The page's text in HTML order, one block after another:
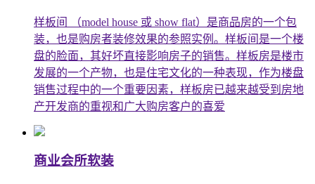
样板间 （model house 或 show flat）是商品房的一个包
装，也是购房者装修效果的参照实例。样板间是一个楼
盘的脸面，其好坏直接影响房子的销售。样板房是楼市
发展的一个产物，也是住宅文化的一种表现，作为楼盘
销售过程中的一个重要因素，样板房已越来越受到房地
产开发商的重视和广大购房客户的喜爱
商业会所软装